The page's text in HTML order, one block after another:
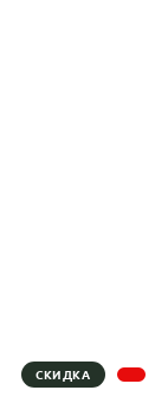
СКИДКА